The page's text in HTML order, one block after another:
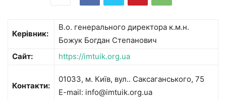
Керівник:
В.о. генерального директора к.м.н.
Божук Богдан Степанович
Сайт:
https://imtuik.org.ua
Контакти:
01033, м. Київ, вул.. Саксаганського, 75
E-mail: info@imtuik.org.ua